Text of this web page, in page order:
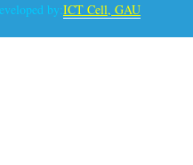
by:ICT Cell, GAU